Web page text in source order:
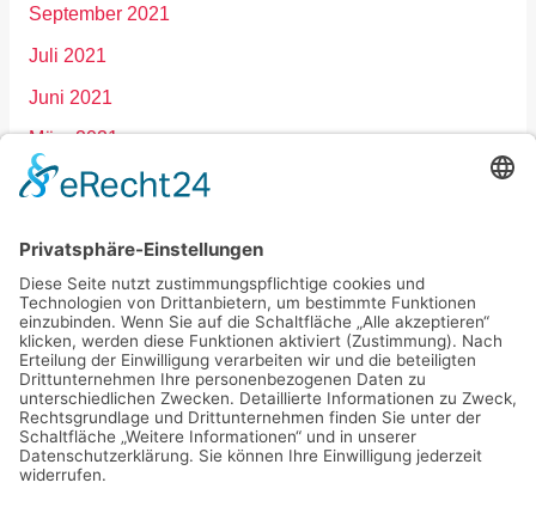
September 2021
Juli 2021
Juni 2021
März 2021
Januar 2021
September 2020
März 2020
Februar 2020